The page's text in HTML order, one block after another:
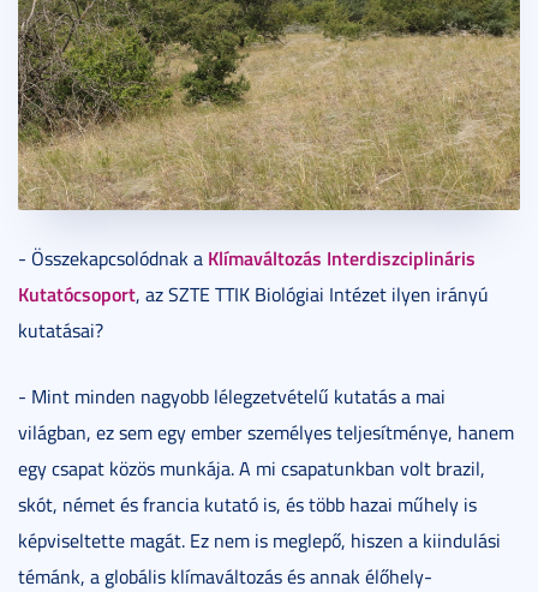
- Összekapcsolódnak a Klímaváltozás Interdiszciplináris
Kutatócsoport, az SZTE TTIK Biológiai Intézet ilyen irányú
kutatásai?
- Mint minden nagyobb lélegzetvételű kutatás a mai
világban, ez sem egy ember személyes teljesítménye, hanem
egy csapat közös munkája. A mi csapatunkban volt brazil,
skót, német és francia kutató is, és több hazai műhely is
képviseltette magát. Ez nem is meglepő, hiszen a kiindulási
témánk, a globális klímaváltozás és annak élőhely-